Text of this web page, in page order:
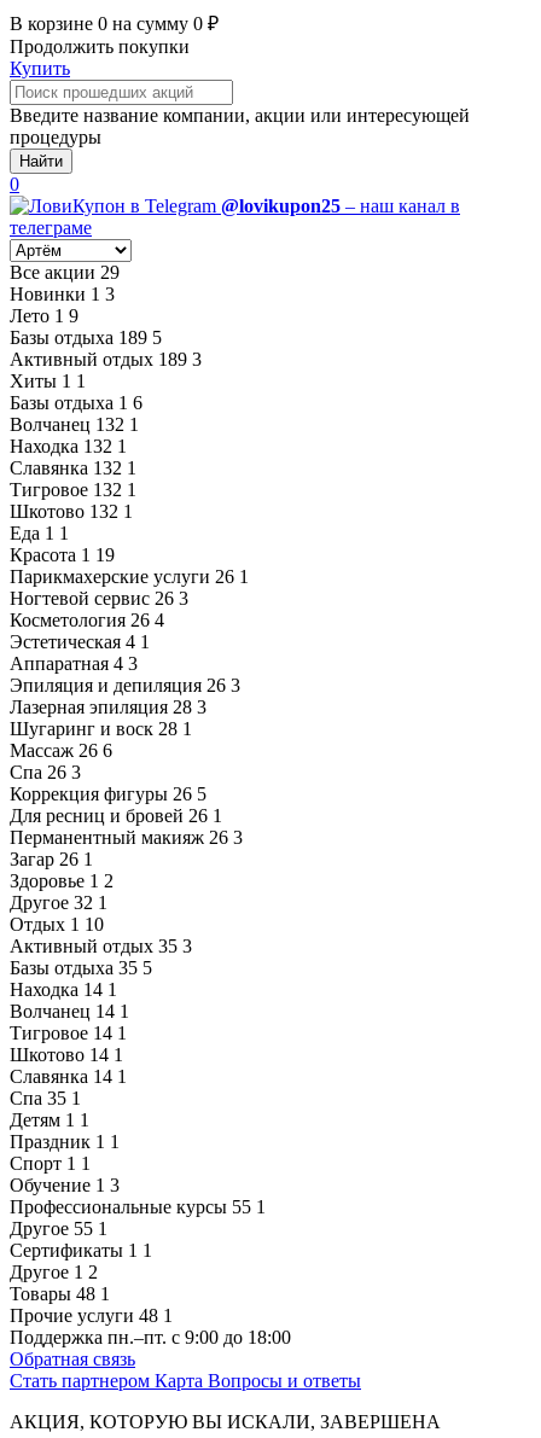
В корзине 0 на сумму 0 ₽
Продолжить покупки
Купить
Введите название компании, акции или интересующей
процедуры
Найти
0
@lovikupon25 – наш канал в
телеграме
Все акции 29
Новинки 1 3
Лето 1 9
Базы отдыха 189 5
Активный отдых 189 3
Хиты 1 1
Базы отдыха 1 6
Волчанец 132 1
Находка 132 1
Славянка 132 1
Тигровое 132 1
Шкотово 132 1
Еда 1 1
Красота 1 19
Парикмахерские услуги 26 1
Ногтевой сервис 26 3
Косметология 26 4
Эстетическая 4 1
Аппаратная 4 3
Эпиляция и депиляция 26 3
Лазерная эпиляция 28 3
Шугаринг и воск 28 1
Массаж 26 6
Спа 26 3
Коррекция фигуры 26 5
Для ресниц и бровей 26 1
Перманентный макияж 26 3
Загар 26 1
Здоровье 1 2
Другое 32 1
Отдых 1 10
Активный отдых 35 3
Базы отдыха 35 5
Находка 14 1
Волчанец 14 1
Тигровое 14 1
Шкотово 14 1
Славянка 14 1
Спа 35 1
Детям 1 1
Праздник 1 1
Спорт 1 1
Обучение 1 3
Профессиональные курсы 55 1
Другое 55 1
Сертификаты 1 1
Другое 1 2
Товары 48 1
Прочие услуги 48 1
Поддержка пн.–пт. с 9:00 до 18:00
Обратная связь
Стать партнером Карта Вопросы и ответы
АКЦИЯ, КОТОРУЮ ВЫ ИСКАЛИ, ЗАВЕРШЕНА